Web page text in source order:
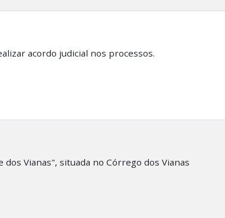
acordo judicial nos processos.
Vianas", situada no Córrego dos Vianas